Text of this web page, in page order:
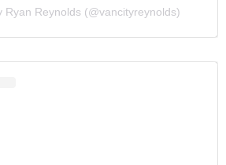
Ryan Reynolds (@vancityreynolds)